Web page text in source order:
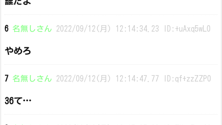
6 名無しさん 2022/09/12(月) 12:14:34.23 ID:+uAxq5wL0
やめろ
7 名無しさん 2022/09/12(月) 12:14:47.77 ID:qf+zzZZP0
36て…